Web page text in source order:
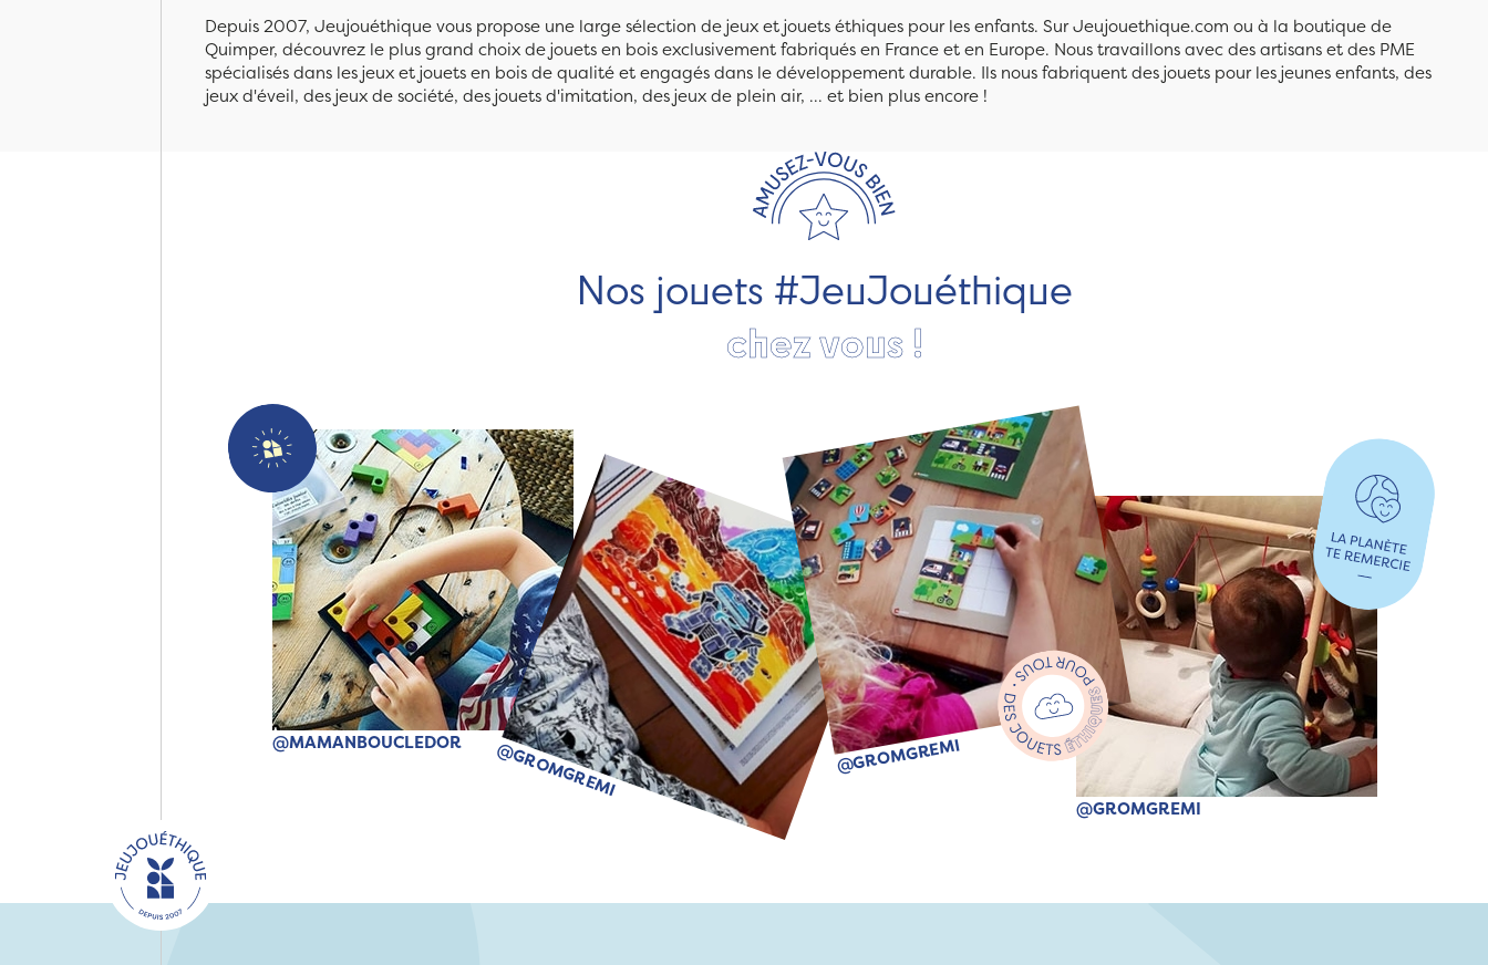
Depuis 2007, Jeujouéthique vous propose une large sélection de jeux et jouets éthiques pour les enfants. Sur Jeujouethique.com ou à la boutique de
Quimper, découvrez le plus grand choix de jouets en bois exclusivement fabriqués en France et en Europe. Nous travaillons avec des artisans et des PME
spécialisés dans les jeux et jouets en bois de qualité et engagés dans le développement durable. Ils nous fabriquent des jouets pour les jeunes enfants, des
jeux d'éveil, des jeux de société, des jouets d'imitation, des jeux de plein air, ... et bien plus encore !
Nos jouets #JeuJouéthique
chez vous !
@MAMANBOUCLEDOR @GROMGREMI @GROMGREMI
@GROMGREMI